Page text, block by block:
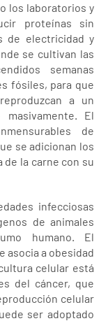
los laboratorios y
proteínas sin
de electricidad y
se cultivan las
semanas
fósiles, para que
a un
masivamente. El
de
se adicionan los
la carne con su
infecciosas
de animales
humano. El
asocia a obesidad
celular está
del cáncer, que
celular
ser adoptado